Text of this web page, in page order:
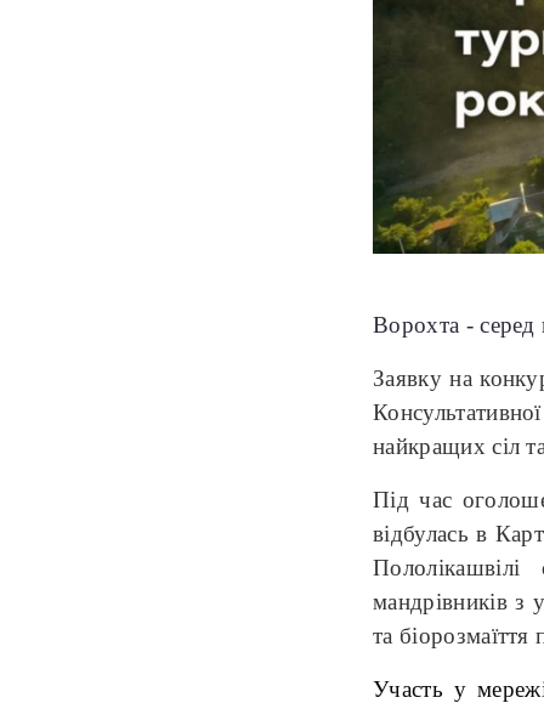
Ворохта -
Заявку на
найкращих сіл
Під час
відбулась в
мандрівників з
та біорозмаїття
Участь у